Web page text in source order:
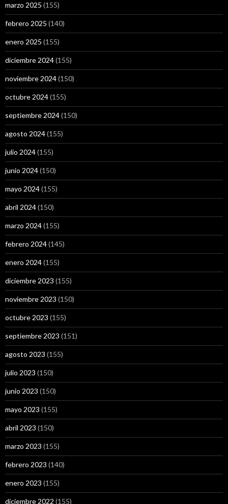
marzo 2025 (155)
febrero 2025 (140)
enero 2025 (155)
diciembre 2024(155)
noviembre 2024(150)
octubre 2024(155)
septiembre 2024(150)
agosto 2024(155)
julio 2024(155)
junio 2024(150)
mayo 2024(155)
abril 2024(150)
marzo 2024(155)
febrero 2024(145)
enero 2024(155)
diciembre 2023 (155)
noviembre 2023 (150)
octubre 2023 (155)
septiembre 2023 (151)
agosto 2023 (155)
julio 2023 (150)
junio 2023 (150)
mayo 2023 (155)
abril 2023 (150)
marzo 2023 (155)
febrero 2023 (140)
enero 2023 (155)
diciembre 2022 (155)